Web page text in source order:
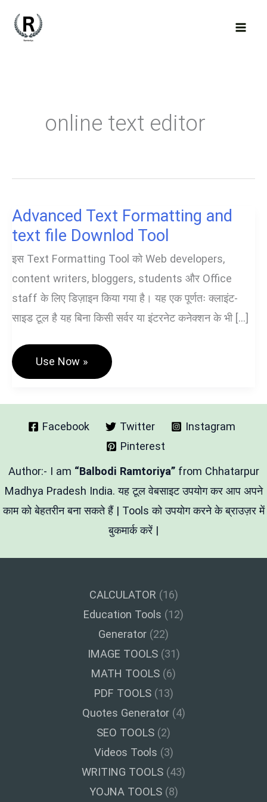
online text editor
Advanced Text Formatting and
text file Downlod Tool
इस Text Formatting Tool को Web developers,
content writers, bloggers, students और Office
staff के लिए डिज़ाइन किया गया है। यह एक पूर्णतः क्लाइंट-
साइड टूल है यह बिना किसी सर्वर या इंटरनेट कनेक्शन के भी […]
Advanced
Formatting
Text
Downlod
Tool
Use Now »
Facebook Twitter
Instagram
Pinterest
Author:- I am “Balbodi Ramtoriya” from Chhatarpur
Madhya Pradesh India. यह टूल वेबसाइट उपयोग कर आप अपने
काम को बेहतरीन बना सकते हैं | Tools को उपयोग करने के ब्राउज़र में
बुकमार्क करें |
CALCULATOR (16)
Education Tools (12)
Generator (22)
IMAGE TOOLS(31)
MATH TOOLS (6)
PDF TOOLS(13)
Quotes Generator(4)
SEO TOOLS (2)
Videos Tools (3)
WRITING TOOLS (43)
YOJNA TOOLS(8)